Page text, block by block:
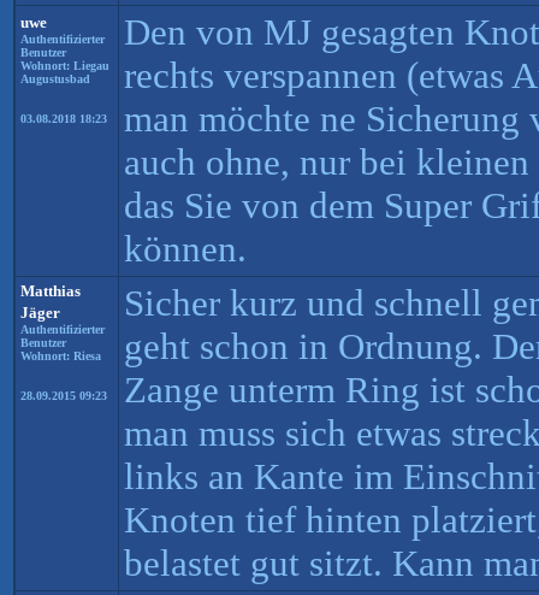
uwe
Authentifizierter
Benutzer
Wohnort: Liegau
Augustusbad
03.08.2018 18:23
Den von MJ gesagten
rechts verspannen (etwas
man möchte ne Sicherung
auch ohne, nur bei
das Sie von dem Super
können.
Matthias
Jäger
Authentifizierter
Benutzer
Wohnort: Riesa
28.09.2015 09:23
Sicher kurz und schnell
geht schon in Ordnung.
Zange unterm Ring ist
man muss sich etwas
links an Kante im
Knoten tief hinten
belastet gut sitzt. Kann